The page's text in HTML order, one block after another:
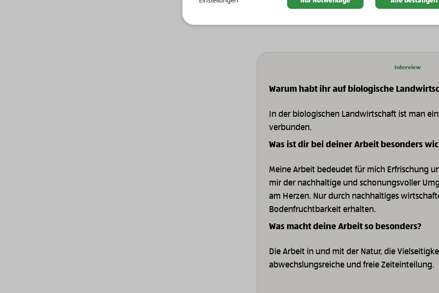
Vorherige Slide
Interview
Warum habt ihr auf biologische
In der biologischen Landwirtschaft ist man
verbunden.
Was ist dir bei deiner Arbeit besonders
Meine Arbeit bedeudet für mich Erfrischung
mir der nachhaltige und schonungsvoller
am Herzen. Nur durch nachhaltiges
Bodenfruchtbarkeit erhalten.
Was macht deine Arbeit so besonders?
Die Arbeit in und mit der Natur, die
abwechslungsreiche und freie Zeiteinteilung.